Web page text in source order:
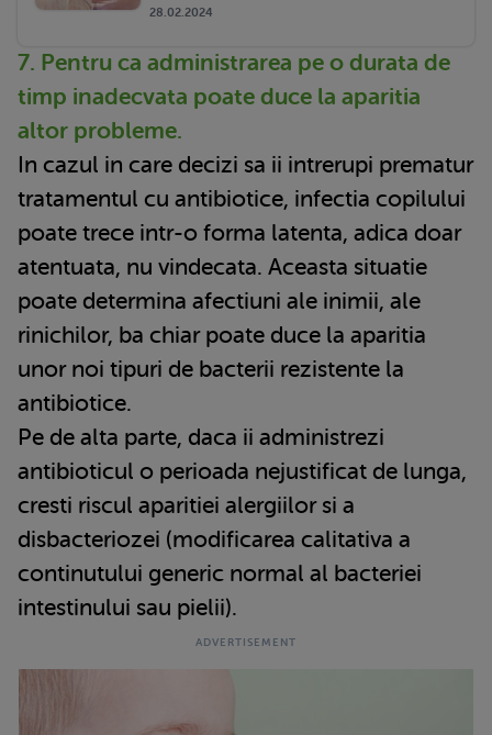
28.02.2024
7. Pentru ca administrarea pe o durata de
timp inadecvata poate duce la aparitia
altor probleme.
In cazul in care decizi sa ii intrerupi prematur
tratamentul cu antibiotice, infectia copilului
poate trece intr-o forma latenta, adica doar
atentuata, nu vindecata. Aceasta situatie
poate determina afectiuni ale inimii, ale
rinichilor, ba chiar poate duce la aparitia
unor noi tipuri de bacterii rezistente la
antibiotice.
Pe de alta parte, daca ii administrezi
antibioticul o perioada nejustificat de lunga,
cresti riscul aparitiei alergiilor si a
disbacteriozei (modificarea calitativa a
continutului generic normal al bacteriei
intestinului sau pielii).